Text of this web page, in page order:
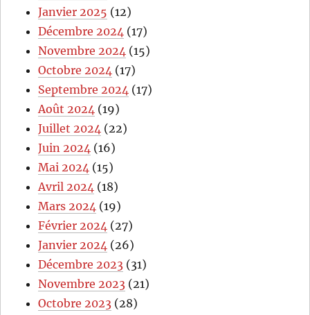
Janvier 2025 (12)
Décembre 2024 (17)
Novembre 2024 (15)
Octobre 2024 (17)
Septembre 2024 (17)
Août 2024 (19)
Juillet 2024 (22)
Juin 2024 (16)
Mai 2024 (15)
Avril 2024 (18)
Mars 2024 (19)
Février 2024 (27)
Janvier 2024 (26)
Décembre 2023 (31)
Novembre 2023 (21)
Octobre 2023 (28)